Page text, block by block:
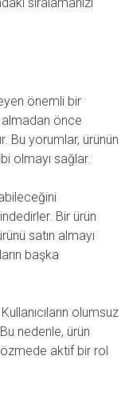
sıralamanızı
önemli bir
önce
Bu yorumlar, ürünün
olmayı sağlar.
Bir ürün
satın almayı
başka
olumsuz
nedenle, ürün
aktif bir rol